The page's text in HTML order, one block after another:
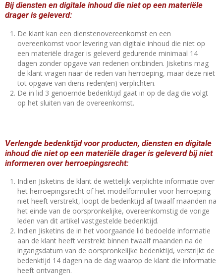
Bij diensten en digitale inhoud die niet op een materiële
drager is geleverd:
De klant kan een dienstenovereenkomst en een
overeenkomst voor levering van digitale inhoud die niet op
een materiële drager is geleverd gedurende minimaal 14
dagen zonder opgave van redenen ontbinden. Jisketins mag
de klant vragen naar de reden van herroeping, maar deze niet
tot opgave van diens reden(en) verplichten.
De in lid 3 genoemde bedenktijd gaat in op de dag die volgt
op het sluiten van de overeenkomst.
Verlengde bedenktijd voor producten, diensten en digitale
inhoud die niet op een materiële drager is geleverd bij niet
informeren over herroepingsrecht:
Indien Jisketins de klant de wettelijk verplichte informatie over
het herroepingsrecht of het modelformulier voor herroeping
niet heeft verstrekt, loopt de bedenktijd af twaalf maanden na
het einde van de oorspronkelijke, overeenkomstig de vorige
leden van dit artikel vastgestelde bedenktijd.
Indien Jisketins de in het voorgaande lid bedoelde informatie
aan de klant heeft verstrekt binnen twaalf maanden na de
ingangsdatum van de oorspronkelijke bedenktijd, verstrijkt de
bedenktijd 14 dagen na de dag waarop de klant die informatie
heeft ontvangen.